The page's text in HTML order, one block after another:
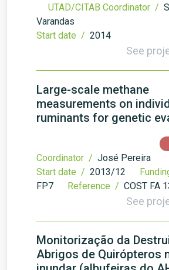
UTAD/CITAB Coordinator /
Varandas
Start date / 2014
See
Large-scale methane
measurements on
ruminants for genetic
Coordinator / José Pereira
Start date / 2013/12
FP7
Reference / COST FA
See
Monitorização da
Abrigos de Quirópteros